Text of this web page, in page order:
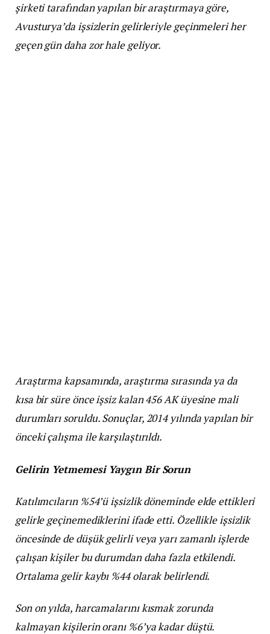
şirketi tarafından yapılan bir araştırmaya göre,
Avusturya’da işsizlerin gelirleriyle geçinmeleri her
geçen gün daha zor hale geliyor.
Araştırma kapsamında, araştırma sırasında ya da
kısa bir süre önce işsiz kalan 456 AK üyesine mali
durumları soruldu. Sonuçlar, 2014 yılında yapılan bir
önceki çalışma ile karşılaştırıldı.
Gelirin Yetmemesi Yaygın Bir Sorun
Katılımcıların %54’ü işsizlik döneminde elde ettikleri
gelirle geçinemediklerini ifade etti. Özellikle işsizlik
öncesinde de düşük gelirli veya yarı zamanlı işlerde
çalışan kişiler bu durumdan daha fazla etkilendi.
Ortalama gelir kaybı %44 olarak belirlendi.
Son on yılda, harcamalarını kısmak zorunda
kalmayan kişilerin oranı %6’ya kadar düştü.